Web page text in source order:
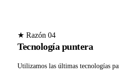
★ Razón 04
Tecnología puntera
Utilizamos las últimas tecnologías